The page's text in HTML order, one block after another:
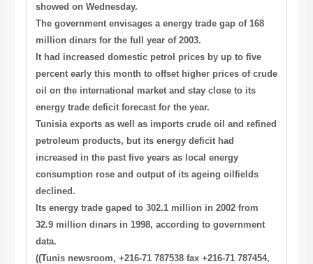
showed on Wednesday.
The government envisages a energy trade gap of 168
million dinars for the full year of 2003.
It had increased domestic petrol prices by up to five
percent early this month to offset higher prices of crude
oil on the international market and stay close to its
energy trade deficit forecast for the year.
Tunisia exports as well as imports crude oil and refined
petroleum products, but its energy deficit had
increased in the past five years as local energy
consumption rose and output of its ageing oilfields
declined.
Its energy trade gaped to 302.1 million in 2002 from
32.9 million dinars in 1998, according to government
data.
((Tunis newsroom, +216-71 787538 fax +216-71 787454,